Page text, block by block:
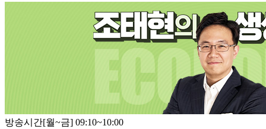
방송시간[월~금] 09:10~10:00